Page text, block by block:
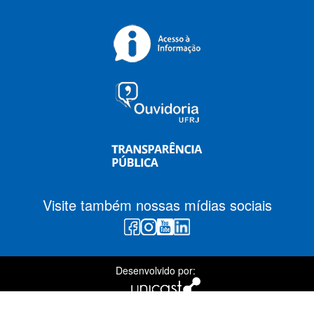
Visite também nossas mídias sociais
Desenvolvido por: